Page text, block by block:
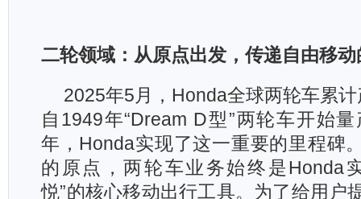
二轮领域：从原点出发，传递自由移动
2025年5月，Honda全球两轮车累
自1949年“Dream D型”两轮车开始
年，Honda实现了这一重要的里程碑
的原点，两轮车业务始终是Honda
悦”的核心移动出行工具。为了给用户